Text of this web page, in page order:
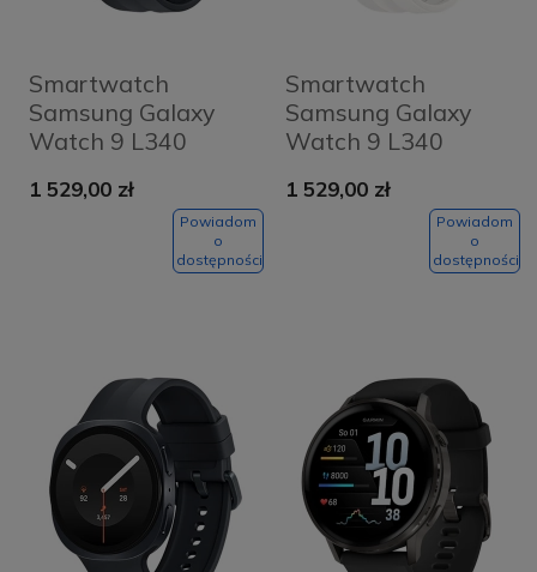
Smartwatch
Samsung Galaxy
Watch 9 L340
Graphite
1 529,00 zł
Powiadom
o
dostępności
Smartwatch
Samsung Galaxy
Watch 9 L340
Cream
1 529,00 zł
Powiadom
o
dostępności